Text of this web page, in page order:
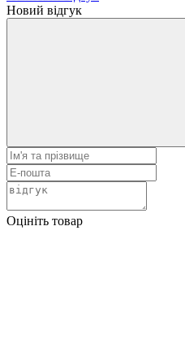
Новий відгук
Оцініть товар